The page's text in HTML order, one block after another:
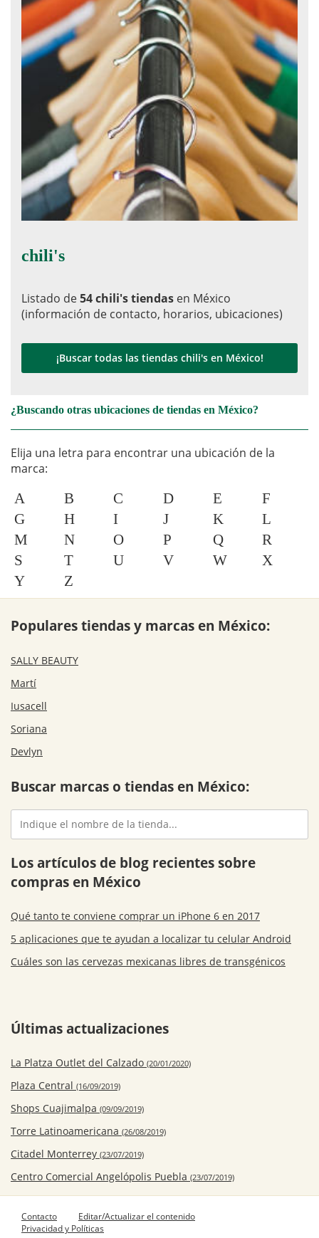
chili's
Listado de54 chili's tiendas en México
(información de contacto, horarios, ubicaciones)
¡Buscar todas las tiendas chili's en México!
¿Buscando otras ubicaciones de tiendas en México?
Elija una letra para encontrar una ubicación de la
marca:
A B C D E
F
G
H I J K
L
M
N O P Q
R
S
T U V W
X
Y
Z
Populares tiendas y marcas en México:
SALLY BEAUTY
Martí
Iusacell
Soriana
Devlyn
Buscar marcas o tiendas en México:
Los artículos de blog recientes sobre
compras en México
Qué tanto te conviene comprar un iPhone 6 en 2017
5 aplicaciones que te ayudan a localizar tu celular Android
Cuáles son las cervezas mexicanas libres de transgénicos
Últimas actualizaciones
La Platza Outlet del Calzado (20/01/2020)
Plaza Central (16/09/2019)
Shops Cuajimalpa (09/09/2019)
Torre Latinoamericana (26/08/2019)
Citadel Monterrey (23/07/2019)
Centro Comercial Angelópolis Puebla (23/07/2019)
Contacto
Editar/Actualizar el contenido
Privacidad y Políticas